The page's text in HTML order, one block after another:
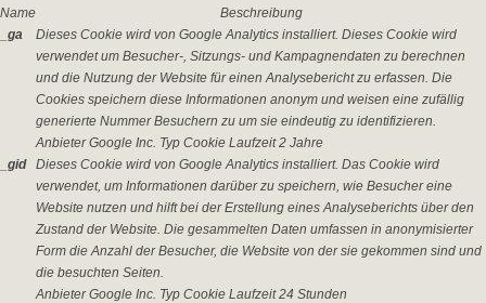
Name
Beschreibung
_ga
Dieses Cookie wird von Google Analytics installiert. Dieses Cookie wird
verwendet um Besucher-, Sitzungs- und Kampagnendaten zu berechnen
und die Nutzung der Website für einen Analysebericht zu erfassen. Die
Cookies speichern diese Informationen anonym und weisen eine zufällig
generierte Nummer Besuchern zu um sie eindeutig zu identifizieren.
Anbieter Google Inc. Typ Cookie Laufzeit 2 Jahre
_gid
Dieses Cookie wird von Google Analytics installiert. Das Cookie wird
verwendet, um Informationen darüber zu speichern, wie Besucher eine
Website nutzen und hilft bei der Erstellung eines Analyseberichts über den
Zustand der Website. Die gesammelten Daten umfassen in anonymisierter
Form die Anzahl der Besucher, die Website von der sie gekommen sind und
die besuchten Seiten.
Anbieter Google Inc. Typ Cookie Laufzeit 24 Stunden